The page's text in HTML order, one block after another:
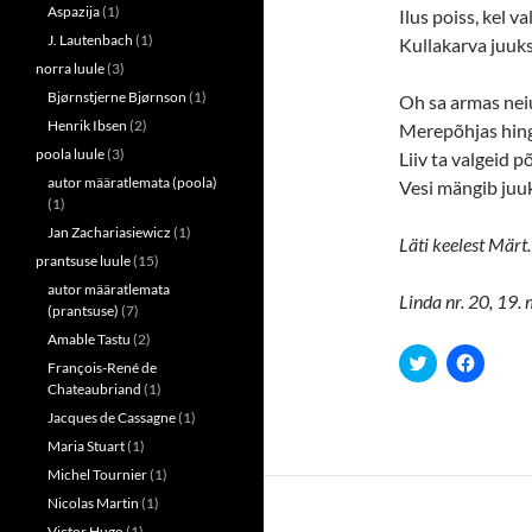
n
d
)
w
w
i
n
w
)
Ilus poiss, kel
Kullakarva
Oh sa armas
Merepõhjas
Liiv ta valgeid
Vesi mängib
Läti keelest Märt.
Linda nr. 20,
C
l
h
C
l
h
Aspazija(1)
J. Lautenbach (1)
norra luule(3)
Bjørnstjerne Bjørnson (1)
Henrik Ibsen (2)
poola luule(3)
autor määratlemata (poola)
(1)
Jan Zachariasiewicz (1)
prantsuse luule(15)
autor määratlemata
(prantsuse) (7)
Amable Tastu (2)
François-René de
Chateaubriand (1)
Jacques de Cassagne(1)
Maria Stuart(1)
Michel Tournier(1)
Nicolas Martin (1)